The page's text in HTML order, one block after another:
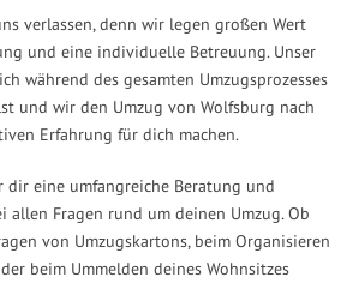
verlassen, denn wir legen großen Wert
und eine individuelle Betreuung. Unser
während des gesamten Umzugsprozesses
und wir den Umzug von Wolfsburg nach
Erfahrung für dich machen.
dir eine umfangreiche Beratung und
allen Fragen rund um deinen Umzug. Ob
von Umzugskartons, beim Organisieren
beim Ummelden deines Wohnsitzes